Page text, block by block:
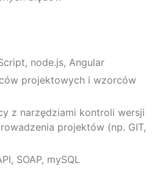
node.js, Angular
projektowych i wzorców
z narzędziami kontroli wersji
projektów (np. GIT,
SOAP, mySQL